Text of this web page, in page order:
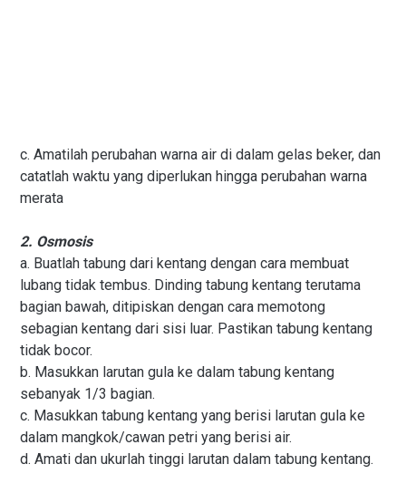
c. Amatilah perubahan warna air di dalam gelas beker, dan
catatlah waktu yang diperlukan hingga perubahan warna
merata
2. Osmosis
a. Buatlah tabung dari kentang dengan cara membuat
lubang tidak tembus. Dinding tabung kentang terutama
bagian bawah, ditipiskan dengan cara memotong
sebagian kentang dari sisi luar. Pastikan tabung kentang
tidak bocor.
b. Masukkan larutan gula ke dalam tabung kentang
sebanyak 1/3 bagian.
c. Masukkan tabung kentang yang berisi larutan gula ke
dalam mangkok/cawan petri yang berisi air.
d. Amati dan ukurlah tinggi larutan dalam tabung kentang.